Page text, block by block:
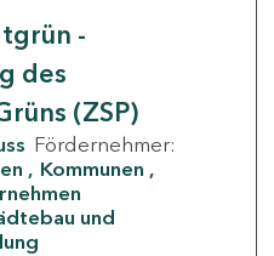
-
des
(ZSP)
Fördernehmer:
Kommunen
und